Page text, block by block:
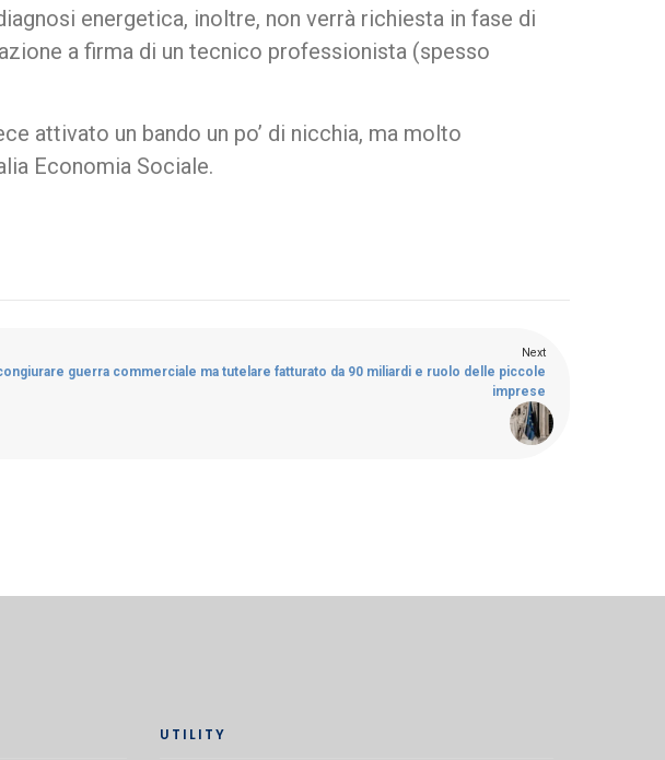
energetica, inoltre, non verrà richiesta in fase di
a firma di un tecnico professionista (spesso
attivato un bando un po’ di nicchia, ma molto
Economia Sociale.
Next
guerra commerciale ma tutelare fatturato da 90 miliardi e ruolo delle piccole
imprese
UTILITY